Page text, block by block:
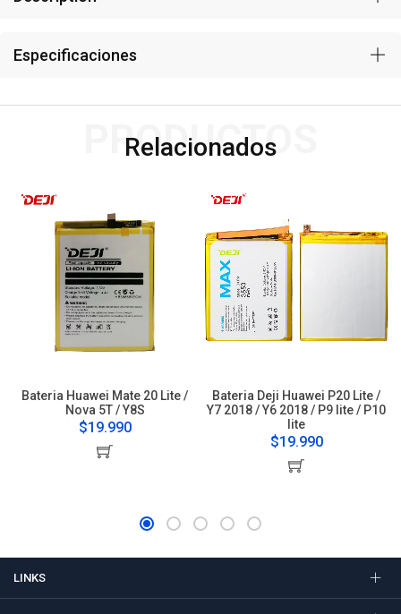
Especificaciones
Relacionados
PRODUCTOS
Bateria Huawei Mate 20 Lite /
Nova 5T / Y8S
$19.990
Bateria Deji Huawei P20 Lite /
Y7 2018 / Y6 2018 / P9 lite / P10
lite
$19.990
LINKS